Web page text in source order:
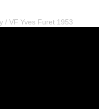
/ VF Yves Furet 1953